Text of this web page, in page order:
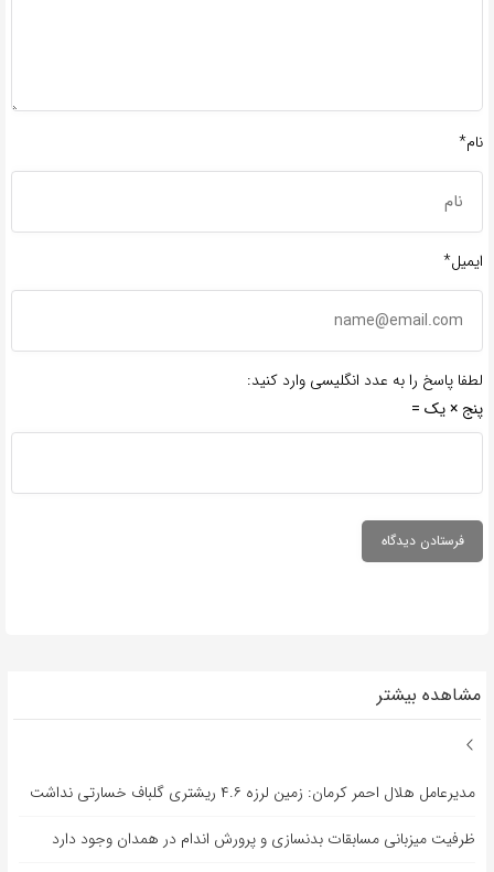
نام*
ایمیل*
لطفا پاسخ را به عدد انگلیسی وارد کنید:
پنج × یک =
مشاهده بیشتر
مدیرعامل هلال احمر کرمان: زمین لرزه ۴.۶ ریشتری گلباف خسارتی نداشت
ظرفیت میزبانی مسابقات بدنسازی و پرورش اندام در همدان وجود دارد